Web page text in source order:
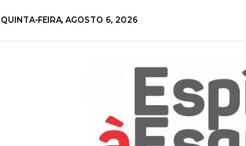
QUINTA-FEIRA, AGOSTO 6, 2026